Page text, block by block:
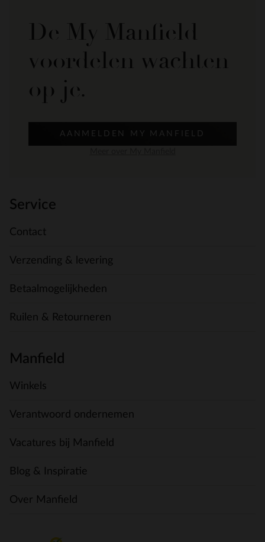
De My Manfield
voordelen wachten
op je.
AANMELDEN MY MANFIELD
Service
Contact
Verzending & levering
Betaalmogelijkheden
Ruilen & Retourneren
Manfield
Winkels
Verantwoord ondernemen
Vacatures bij Manfield
Blog & Inspiratie
Over Manfield